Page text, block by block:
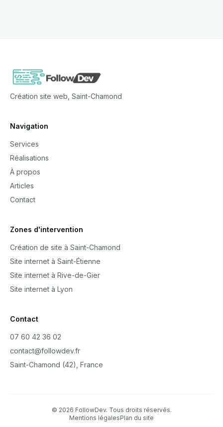
Création site web, Saint-Chamond
Navigation
Services
Réalisations
À propos
Articles
Contact
Zones d'intervention
Création de site à Saint-Chamond
Site internet à Saint-Étienne
Site internet à Rive-de-Gier
Site internet à Lyon
Contact
07 60 42 36 02
contact@followdev.fr
Saint-Chamond (42), France
© 2026 FollowDev. Tous droits réservés.
Mentions légalesPlan du site